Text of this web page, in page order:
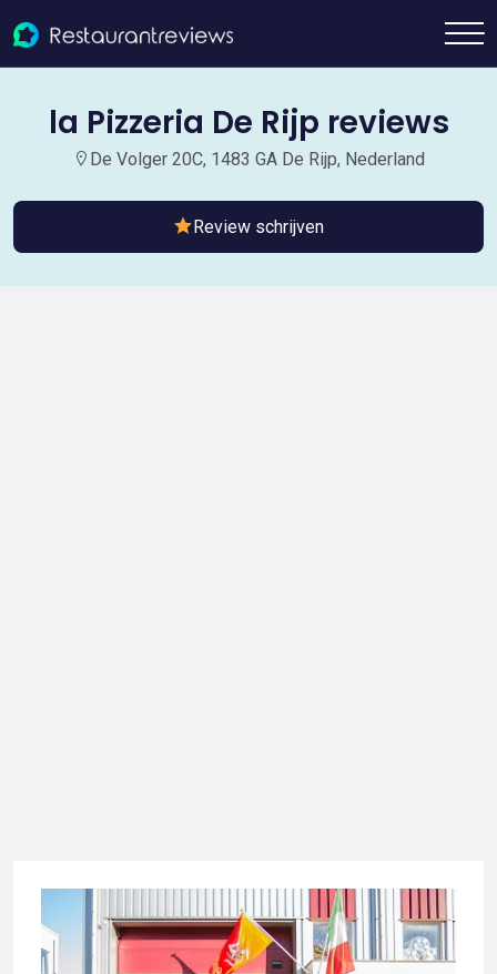
la Pizzeria De Rijp reviews
De Volger 20C, 1483 GA De Rijp, Nederland
Review schrijven